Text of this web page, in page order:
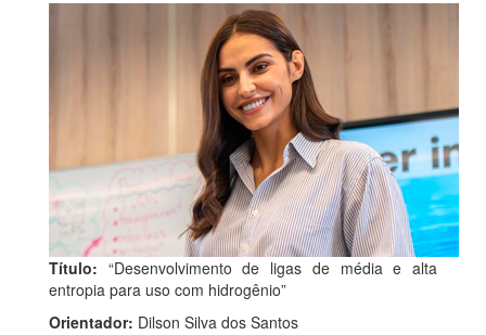
Título: “Desenvolvimento de ligas de média e alta
entropia para uso com hidrogênio”
Orientador: Dilson Silva dos Santos